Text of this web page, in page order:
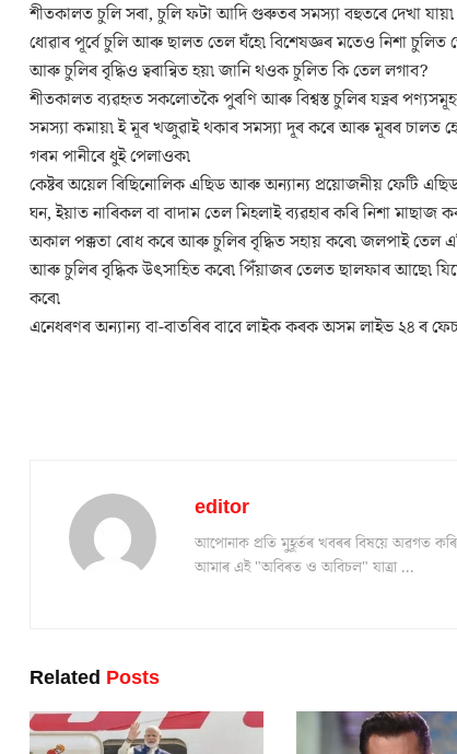
শীতকালত চুলি সৰা, চুলি ফটা আদি গুৰুতৰ সমস্যা বহুতৰে দেখা
ধোৱাৰ পূৰ্বে চুলি আৰু ছালত তেল ঘঁহে৷ বিশেষজ্ঞৰ মতেও নিশা চুলিত
আৰু চুলিৰ বৃদ্ধিও ত্বৰান্বিত হয়৷ জানি থওক চুলিত কি তেল লগাব?
শীতকালত ব্যৱহৃত সকলোতকৈ পুৰণি আৰু বিশ্বস্ত চুলিৰ যত্নৰ
সমস্যা কমায়৷ ই মূৰ খজুৱাই থকাৰ সমস্যা দূৰ কৰে আৰু মূৰৰ চালত
গৰম পানীৰে ধুই পেলাওক৷
কেষ্টৰ অয়েল ৰিছিনোলিক এছিড আৰু অন্যান্য প্ৰয়োজনীয় ফেটি
ঘন, ইয়াত নাৰিকল বা বাদাম তেল মিহলাই ব্যৱহাৰ কৰি নিশা
অকাল পক্কতা ৰোধ কৰে আৰু চুলিৰ বৃদ্ধিত সহায় কৰে৷ জলপাই তেল
আৰু চুলিৰ বৃদ্ধিক উৎসাহিত কৰে৷ পিঁয়াজৰ তেলত ছালফাৰ আছে৷
কৰে৷
এনেধৰণৰ অন্যান্য বা-বাতৰিৰ বাবে লাইক কৰক অসম লাইভ ২৪ ৰ
editor
আপোনাক প্ৰতি মুহূৰ্তৰ খবৰৰ বিষয়ে অৱগত
আমাৰ এই "অবিৰত ও অবিচল" যাত্ৰা ...
Related Posts